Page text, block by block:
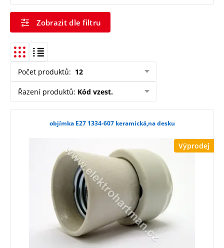
Zobrazit dle filtru
Počet produktů: 12
Řazení produktů: Kód vzest.
Výprodej
objímka E27 1334-607 keramická,na desku